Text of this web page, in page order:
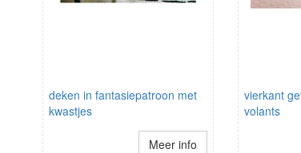
deken in fantasiepatroon met
kwastjes
Meer info
vierkant
volants